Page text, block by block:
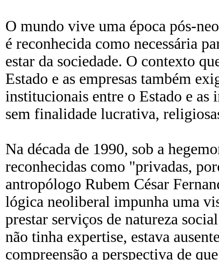
O mundo vive uma época pós-
é reconhecida como necessária
estar da sociedade. O contexto
Estado e as empresas também
institucionais entre o Estado e
sem finalidade lucrativa,
Na década de 1990, sob a
reconhecidas como "privadas,
antropólogo Rubem César
lógica neoliberal impunha uma
prestar serviços de natureza
não tinha expertise, estava
compreensão a perspectiva de